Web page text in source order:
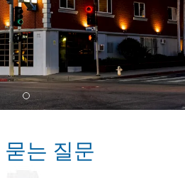
Item 1
는 질문